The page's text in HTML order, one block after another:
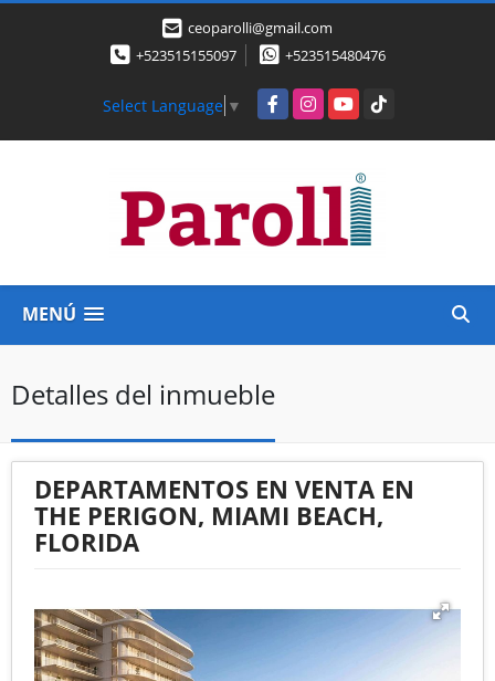
ceoparolli@gmail.com
+523515155097
+523515480476
Select Language ▼ FacebookInstagramYouTubeTikTok
MENÚ
Detalles del inmueble
DEPARTAMENTOS EN VENTA EN
THE PERIGON, MIAMI BEACH,
FLORIDA